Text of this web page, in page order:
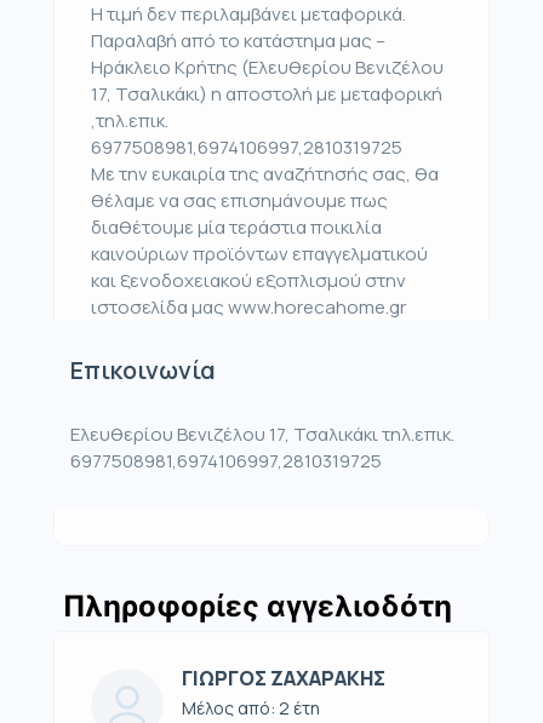
Η τιμή δεν περιλαμβάνει μεταφορικά.
Παραλαβή από το κατάστημα μας –
Ηράκλειο Κρήτης (Ελευθερίου Βενιζέλου
17, Τσαλικάκι) η αποστολή με μεταφορική
,τηλ.επικ.
6977508981,6974106997,2810319725
Με την ευκαιρία της αναζήτησής σας, θα
θέλαμε να σας επισημάνουμε πως
διαθέτουμε μία τεράστια ποικιλία
καινούριων προϊόντων επαγγελματικού
και ξενοδοχειακού εξοπλισμού στην
ιστοσελίδα μας www.horecahome.gr
Επικοινωνία
Ελευθερίου Βενιζέλου 17, Τσαλικάκι τηλ.επικ.
6977508981,6974106997,2810319725
Πληροφορίες αγγελιοδότη
ΓΙΩΡΓΟΣ ΖΑΧΑΡΑΚΗΣ
Μέλος από: 2 έτη